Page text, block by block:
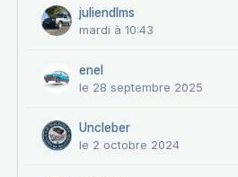
juliendlms
mardi à 10:43
enel
le 28 septembre 2025
Uncleber
le 2 octobre 2024